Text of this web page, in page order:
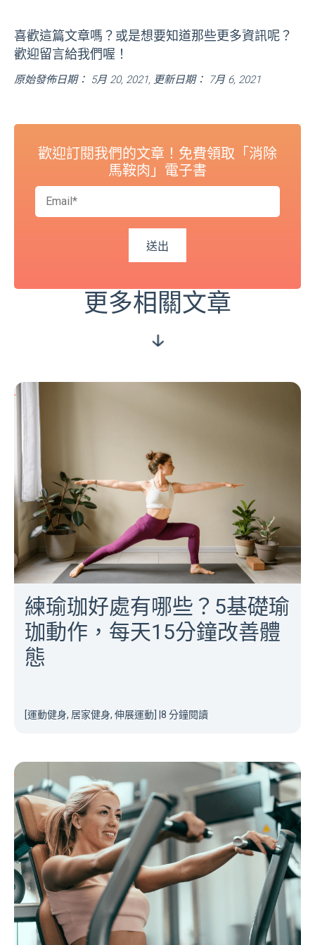
喜歡這篇文章嗎？或是想要知道那些更多資訊呢？
歡迎留言給我們喔！
原始發佈日期： 5月 20, 2021, 更新日期： 7月 6, 2021
歡迎訂閱我們的文章！免費領取「消除
馬鞍肉」電子書
更多相關文章
練瑜珈好處有哪些？5基礎瑜
珈動作，每天15分鐘改善體
態
[運動健身, 居家健身, 伸展運動] |8 分鐘閱讀